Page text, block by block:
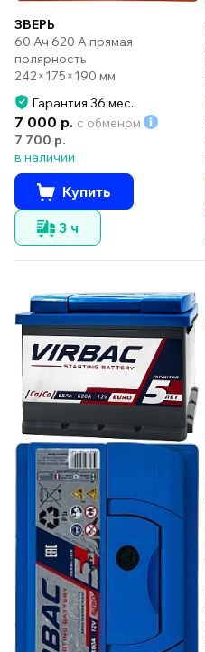
ЗВЕРЬ
60 Ач 620 А прямая
полярность
242×175×190 мм
Гарантия 36 мес.
7 000 р. с обменом
7 700 р.
в наличии
Купить
3 ч